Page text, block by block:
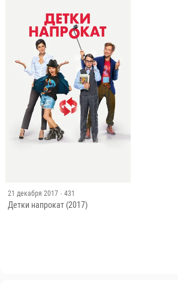
21 декабря 2017 · 431
Детки напрокат (2017)